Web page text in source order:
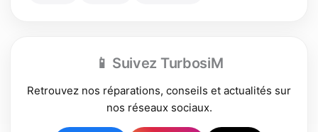
📱 Suivez TurbosiM
Retrouvez nos réparations, conseils et actualités sur
nos réseaux sociaux.